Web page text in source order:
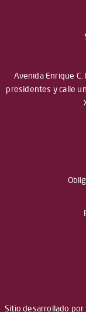
Avenida Enrique
presidentes y calle
Sitio desarrollado por